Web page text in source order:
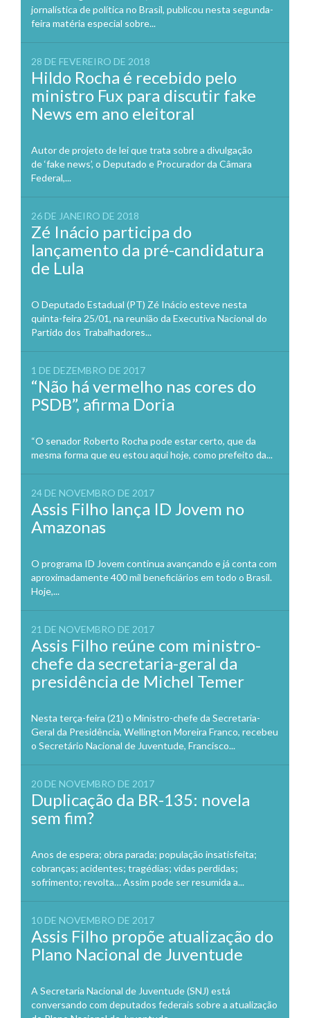
jornalística de política no Brasil, publicou nesta segunda-
feira matéria especial sobre...
28 DE FEVEREIRO DE 2018
Hildo Rocha é recebido pelo
ministro Fux para discutir fake
News em ano eleitoral
Autor de projeto de lei que trata sobre a divulgação
de ‘fake news’, o Deputado e Procurador da Câmara
Federal,...
26 DE JANEIRO DE 2018
Zé Inácio participa do
lançamento da pré-candidatura
de Lula
O Deputado Estadual (PT) Zé Inácio esteve nesta
quinta-feira 25/01, na reunião da Executiva Nacional do
Partido dos Trabalhadores...
1 DE DEZEMBRO DE 2017
“Não há vermelho nas cores do
PSDB”, afirma Doria
“O senador Roberto Rocha pode estar certo, que da
mesma forma que eu estou aqui hoje, como prefeito da...
24 DE NOVEMBRO DE 2017
Assis Filho lança ID Jovem no
Amazonas
O programa ID Jovem continua avançando e já conta com
aproximadamente 400 mil beneficiários em todo o Brasil.
Hoje,...
21 DE NOVEMBRO DE 2017
Assis Filho reúne com ministro-
chefe da secretaria-geral da
presidência de Michel Temer
Nesta terça-feira (21) o Ministro-chefe da Secretaria-
Geral da Presidência, Wellington Moreira Franco, recebeu
o Secretário Nacional de Juventude, Francisco...
20 DE NOVEMBRO DE 2017
Duplicação da BR-135: novela
sem fim?
Anos de espera; obra parada; população insatisfeita;
cobranças; acidentes; tragédias; vidas perdidas;
sofrimento; revolta… Assim pode ser resumida a...
10 DE NOVEMBRO DE 2017
Assis Filho propõe atualização do
Plano Nacional de Juventude
A Secretaria Nacional de Juventude (SNJ) está
conversando com deputados federais sobre a atualização